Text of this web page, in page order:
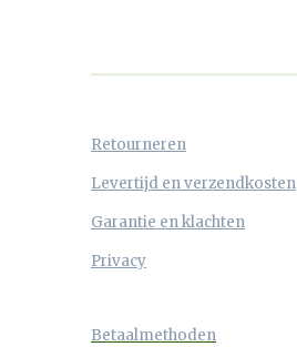
Retourneren
Levertijd en verzendkosten
Garantie en klachten
Privacy
Betaalmethoden